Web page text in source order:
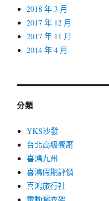
2018 年 3 月
2017 年 12 月
2017 年 11 月
2014 年 4 月
分類
YKS沙發
台北高級餐廳
喜鴻九州
喜鴻假期評價
喜鴻旅行社